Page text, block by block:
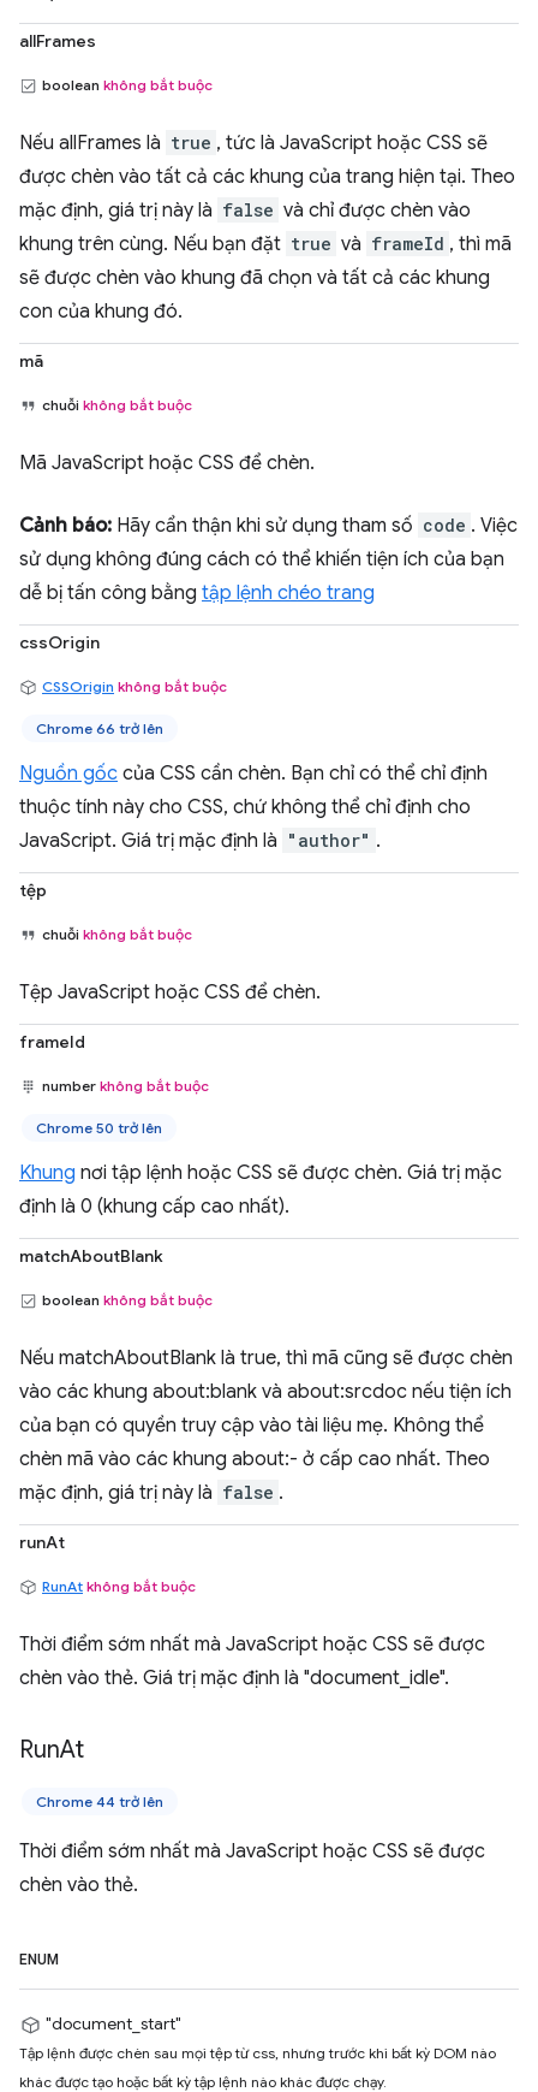
allFrames
boolean không bắt buộc
Nếu allFrames là true , tức là JavaScript hoặc CSS sẽ
được chèn vào tất cả các khung của trang hiện tại. Theo
mặc định, giá trị này là false và chỉ được chèn vào
khung trên cùng. Nếu bạn đặt true và frameId , thì mã
sẽ được chèn vào khung đã chọn và tất cả các khung
con của khung đó.
mã
chuỗi không bắt buộc
Mã JavaScript hoặc CSS để chèn.
Cảnh báo: Hãy cẩn thận khi sử dụng tham số code . Việc
sử dụng không đúng cách có thể khiến tiện ích của bạn
dễ bị tấn công bằng tập lệnh chéo trang
cssOrigin
CSSOrigin không bắt buộc
Chrome 66 trở lên
Nguồn gốc của CSS cần chèn. Bạn chỉ có thể chỉ định
thuộc tính này cho CSS, chứ không thể chỉ định cho
JavaScript. Giá trị mặc định là "author" .
tệp
chuỗi không bắt buộc
Tệp JavaScript hoặc CSS để chèn.
frameId
number không bắt buộc
Chrome 50 trở lên
Khung nơi tập lệnh hoặc CSS sẽ được chèn. Giá trị mặc
định là 0 (khung cấp cao nhất).
matchAboutBlank
boolean không bắt buộc
Nếu matchAboutBlank là true, thì mã cũng sẽ được chèn
vào các khung about:blank và about:srcdoc nếu tiện ích
của bạn có quyền truy cập vào tài liệu mẹ. Không thể
chèn mã vào các khung about:- ở cấp cao nhất. Theo
mặc định, giá trị này là false .
runAt
RunAt không bắt buộc
Thời điểm sớm nhất mà JavaScript hoặc CSS sẽ được
chèn vào thẻ. Giá trị mặc định là "document_idle".
RunAt
Chrome 44 trở lên
Thời điểm sớm nhất mà JavaScript hoặc CSS sẽ được
chèn vào thẻ.
ENUM
"document_start"
Tập lệnh được chèn sau mọi tệp từ css, nhưng trước khi bất kỳ DOM nào
khác được tạo hoặc bất kỳ tập lệnh nào khác được chạy.